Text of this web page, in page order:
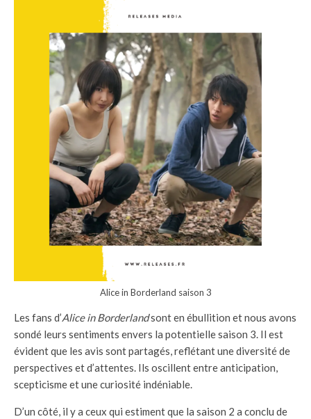
Alice in Borderland saison 3
Les fans d’Alice in Borderlandsont en ébullition et nous avons
sondé leurs sentiments envers la potentielle saison 3. Il est
évident que les avis sont partagés, reflétant une diversité de
perspectives et d’attentes. Ils oscillent entre anticipation,
scepticisme et une curiosité indéniable.
D’un côté, il y a ceux qui estiment que la saison 2 a conclu de